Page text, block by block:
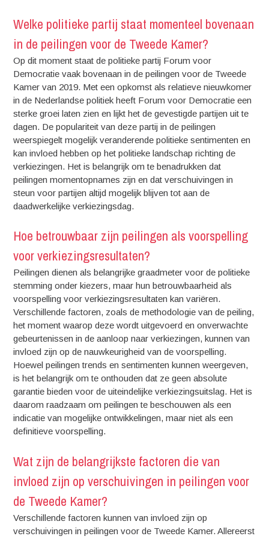
Welke politieke partij staat momenteel bovenaan
in de peilingen voor de Tweede Kamer?
Op dit moment staat de politieke partij Forum voor
Democratie vaak bovenaan in de peilingen voor de Tweede
Kamer van 2019. Met een opkomst als relatieve nieuwkomer
in de Nederlandse politiek heeft Forum voor Democratie een
sterke groei laten zien en lijkt het de gevestigde partijen uit te
dagen. De populariteit van deze partij in de peilingen
weerspiegelt mogelijk veranderende politieke sentimenten en
kan invloed hebben op het politieke landschap richting de
verkiezingen. Het is belangrijk om te benadrukken dat
peilingen momentopnames zijn en dat verschuivingen in
steun voor partijen altijd mogelijk blijven tot aan de
daadwerkelijke verkiezingsdag.
Hoe betrouwbaar zijn peilingen als voorspelling
voor verkiezingsresultaten?
Peilingen dienen als belangrijke graadmeter voor de politieke
stemming onder kiezers, maar hun betrouwbaarheid als
voorspelling voor verkiezingsresultaten kan variëren.
Verschillende factoren, zoals de methodologie van de peiling,
het moment waarop deze wordt uitgevoerd en onverwachte
gebeurtenissen in de aanloop naar verkiezingen, kunnen van
invloed zijn op de nauwkeurigheid van de voorspelling.
Hoewel peilingen trends en sentimenten kunnen weergeven,
is het belangrijk om te onthouden dat ze geen absolute
garantie bieden voor de uiteindelijke verkiezingsuitslag. Het is
daarom raadzaam om peilingen te beschouwen als een
indicatie van mogelijke ontwikkelingen, maar niet als een
definitieve voorspelling.
Wat zijn de belangrijkste factoren die van
invloed zijn op verschuivingen in peilingen voor
de Tweede Kamer?
Verschillende factoren kunnen van invloed zijn op
verschuivingen in peilingen voor de Tweede Kamer. Allereerst